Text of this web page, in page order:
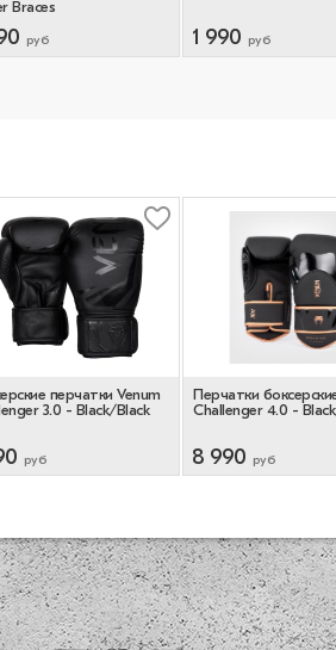
Braces
руб 1 990 руб
перчатки Venum
3.0 - Black/Black
руб
Перчатки
Challenger 4.0 -
8 990 руб